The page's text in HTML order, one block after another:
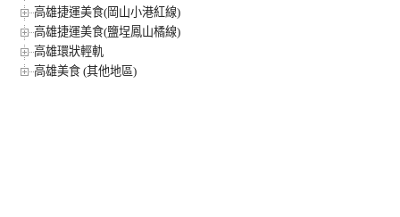
高雄捷運美食(岡山小港紅線)
高雄捷運美食(鹽埕鳳山橘線)
高雄環狀輕軌
高雄美食 (其他地區)